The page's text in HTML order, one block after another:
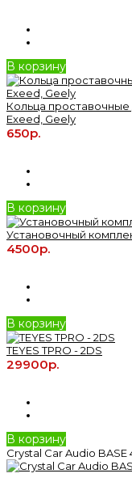
В корзину
Кольца проставочные
Exeed, Geely
650р.
В корзину
Установочный
4500р.
В корзину
TEYES TPRO - 2DS
29900р.
В корзину
Crystal Car Audio